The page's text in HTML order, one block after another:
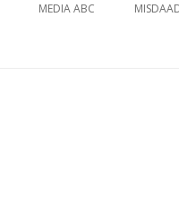
MEDIA ABC